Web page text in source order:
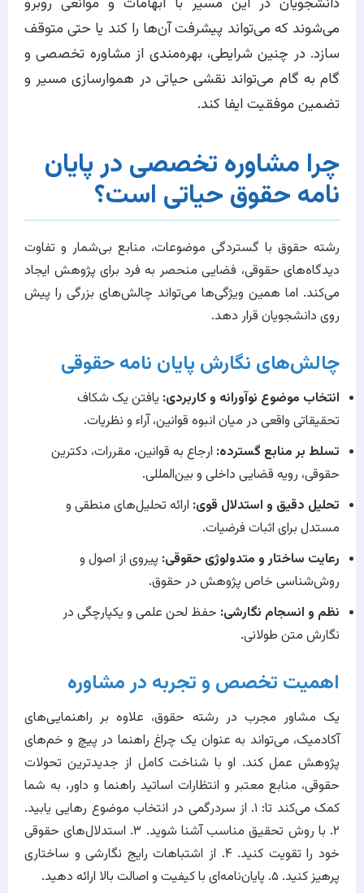
می‌شوند که می‌تواند پیشرفت آن‌ها را کند یا حتی متوقف
سازد. در چنین شرایطی، بهره‌مندی از مشاوره تخصصی و
گام به گام می‌تواند نقشی حیاتی در هموارسازی مسیر و
تضمین موفقیت ایفا کند.
چرا مشاوره تخصصی در پایان
نامه حقوق حیاتی است؟
رشته حقوق با گستردگی موضوعات، منابع بی‌شمار و تفاوت
دیدگاه‌های حقوقی، فضایی منحصر به فرد برای پژوهش ایجاد
می‌کند. اما همین ویژگی‌ها می‌تواند چالش‌های بزرگی را پیش
روی دانشجویان قرار دهد.
چالش‌های نگارش پایان نامه حقوقی
انتخاب موضوع نوآورانه و کاربردی: یافتن یک شکاف
تحقیقاتی واقعی در میان انبوه قوانین، آراء و نظریات.
تسلط بر منابع گسترده: ارجاع به قوانین، مقررات، دکترین
حقوقی، رویه قضایی داخلی و بین‌المللی.
تحلیل دقیق و استدلال قوی: ارائه تحلیل‌های منطقی و
مستدل برای اثبات فرضیات.
رعایت ساختار و متدولوژی حقوقی: پیروی از اصول و
روش‌شناسی خاص پژوهش در حقوق.
نظم و انسجام نگارشی: حفظ لحن علمی و یکپارچگی در
نگارش متن طولانی.
اهمیت تخصص و تجربه در مشاوره
یک مشاور مجرب در رشته حقوق، علاوه بر راهنمایی‌های
آکادمیک، می‌تواند به عنوان یک چراغ راهنما در پیچ و خم‌های
پژوهش عمل کند. او با شناخت کامل از جدیدترین تحولات
حقوقی، منابع معتبر و انتظارات اساتید راهنما و داور، به شما
کمک می‌کند تا: ۱. از سردرگمی در انتخاب موضوع رهایی یابید.
۲. با روش تحقیق مناسب آشنا شوید. ۳. استدلال‌های حقوقی
خود را تقویت کنید. ۴. از اشتباهات رایج نگارشی و ساختاری
پرهیز کنید. ۵. پایان‌نامه‌ای با کیفیت و اصالت بالا ارائه دهید.